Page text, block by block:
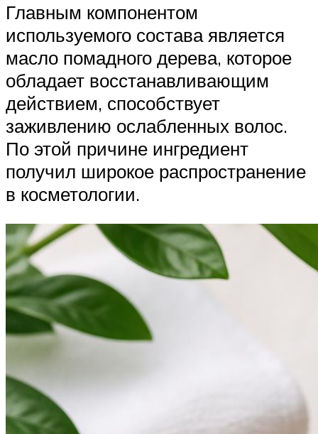
Главным компонентом
используемого состава является
масло помадного дерева, которое
обладает восстанавливающим
действием, способствует
заживлению ослабленных волос.
По этой причине ингредиент
получил широкое распространение
в косметологии.